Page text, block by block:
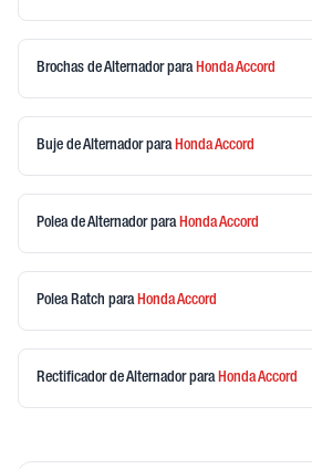
Brochas de Alternadorpara HondaAccord
Buje de Alternadorpara HondaAccord
Polea de Alternadorpara HondaAccord
Polea Ratch para HondaAccord
Rectificador de Alternadorpara HondaAccord